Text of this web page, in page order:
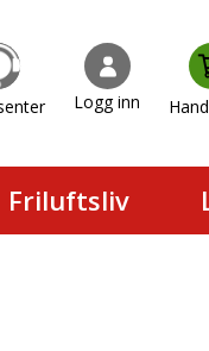
Logg inn
Friluftsliv